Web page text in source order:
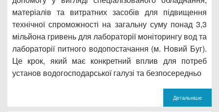
матеріалів та витратних засобів для підвищення
технічної спроможності на загальну суму понад 3,3
мільйона гривень для лабораторії моніторингу вод та
лабораторії питного водопостачання (м. Новий Буг).
Це крок, який має конкретний вплив для потреб
установ водогосподарської галузі та безпосередньо
Детальніше